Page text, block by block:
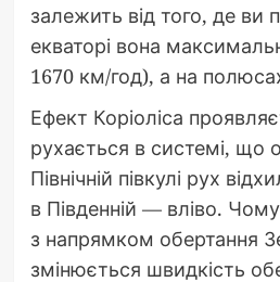
залежить від того, де ви
екваторі вона
1670 км/год), а на
Ефект Коріоліса
рухається в системі, що
Північній півкулі рух
в Південній — вліво.
з напрямком обертання
змінюється швидкість